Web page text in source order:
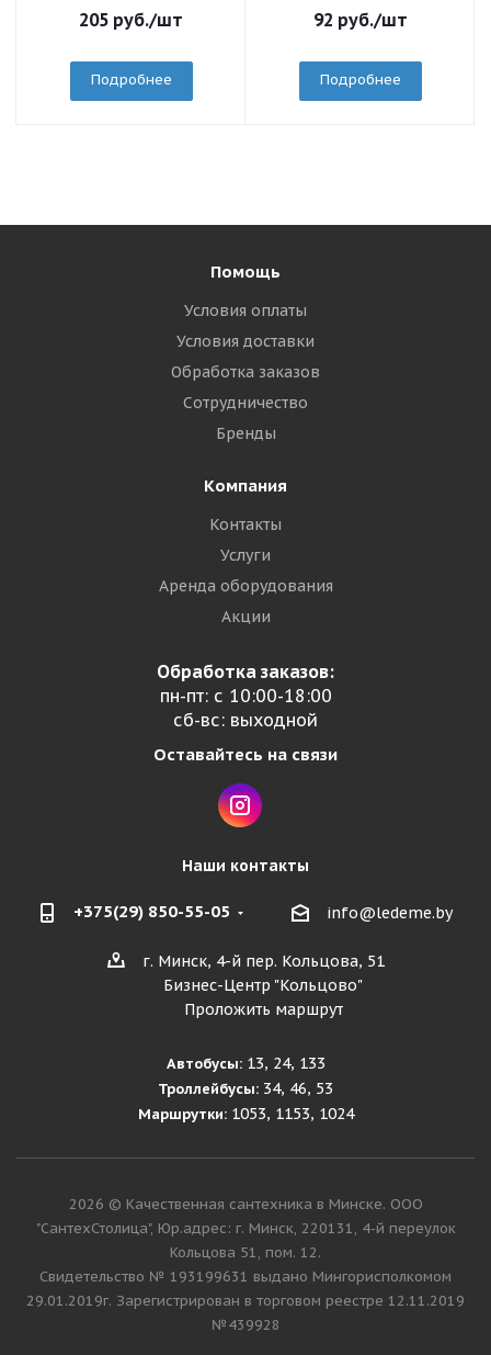
205 руб./шт
Подробнее
92 руб./шт
Подробнее
Помощь
Условия оплаты
Условия доставки
Обработка заказов
Сотрудничество
Бренды
Компания
Контакты
Услуги
Аренда оборудования
Акции
Обработка заказов:
пн-пт: с 10:00-18:00
сб-вс: выходной
Оставайтесь на связи
Наши контакты
+375(29) 850-55-05 info@ledeme.by
г. Минск, 4-й пер. Кольцова, 51
Бизнес-Центр "Кольцово"
Проложить маршрут
Автобусы:13, 24, 133
Троллейбусы: 34, 46, 53
Маршрутки:1053, 1153, 1024
2026 © Качественная сантехника в Минске. ООО
"СантехСтолица", Юр.адрес: г. Минск, 220131, 4-й переулок
Кольцова 51, пом. 12.
Cвидетельство № 193199631 выдано Мингорисполкомом
29.01.2019г. Зарегистрирован в торговом реестре 12.11.2019
№439928